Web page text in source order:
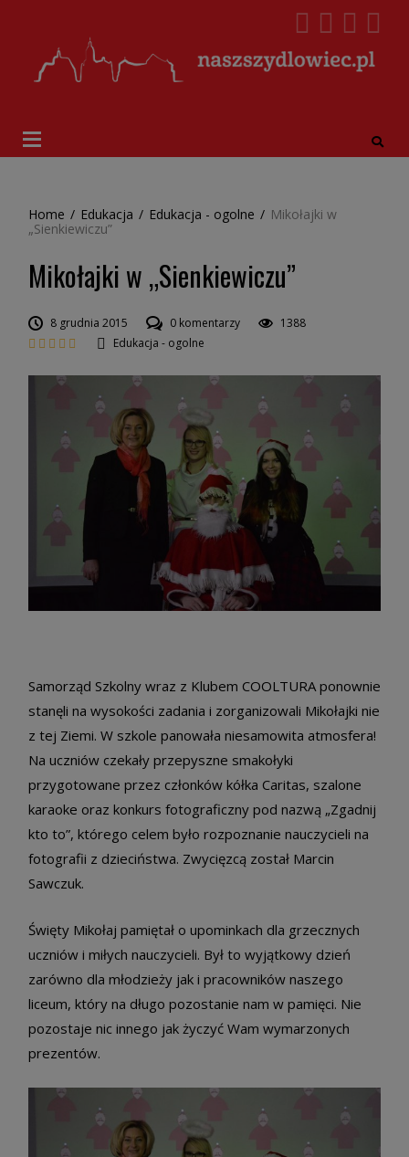
Home / Edukacja / Edukacja - ogolne / Mikołajki w
„Sienkiewiczu”
Mikołajki w „Sienkiewiczu”
8 grudnia 2015 0 komentarzy
1388
Edukacja - ogolne
Samorząd Szkolny wraz z Klubem COOLTURA ponownie
stanęli na wysokości zadania i zorganizowali Mikołajki nie
z tej Ziemi. W szkole panowała niesamowita atmosfera!
Na uczniów czekały przepyszne smakołyki
przygotowane przez członków kółka Caritas, szalone
karaoke oraz konkurs fotograficzny pod nazwą „Zgadnij
kto to”, którego celem było rozpoznanie nauczycieli na
fotografii z dzieciństwa. Zwycięzcą został Marcin
Sawczuk.
Święty Mikołaj pamiętał o upominkach dla grzecznych
uczniów i miłych nauczycieli. Był to wyjątkowy dzień
zarówno dla młodzieży jak i pracowników naszego
liceum, który na długo pozostanie nam w pamięci. Nie
pozostaje nic innego jak życzyć Wam wymarzonych
prezentów.